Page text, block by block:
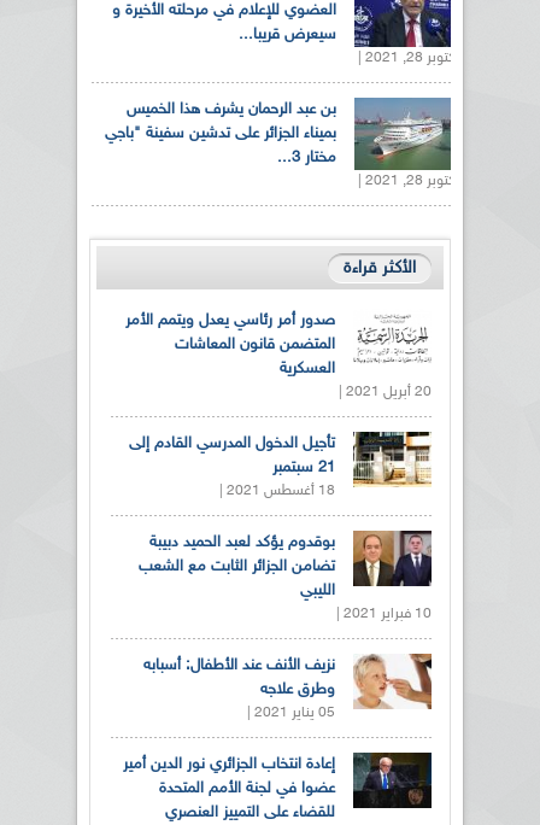
العضوي للإعلام في مرحلته الأخيرة و
سيعرض قريبا...
أكتوبر 28, 2021 |
بن عبد الرحمان يشرف هذا الخميس
بميناء الجزائر على تدشين سفينة "باجي
مختار 3...
أكتوبر 28, 2021 |
الأكثر قراءة
صدور أمر رئاسي يعدل ويتمم الأمر
المتضمن قانون المعاشات
العسكرية
20 أبريل 2021 |
تأجيل الدخول المدرسي القادم إلى
21 سبتمبر
18 أغسطس 2021 |
بوقدوم يؤكد لعبد الحميد دبيبة
تضامن الجزائر الثابت مع الشعب
الليبي
10 فبراير 2021 |
نزيف الأنف عند الأطفال: أسبابه
وطرق علاجه
05 يناير 2021 |
إعادة انتخاب الجزائري نور الدين أمير
عضوا في لجنة الأمم المتحدة
للقضاء على التمييز العنصري